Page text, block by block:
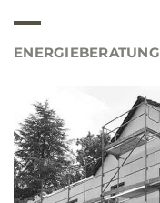
ENERGIEBERATUNG